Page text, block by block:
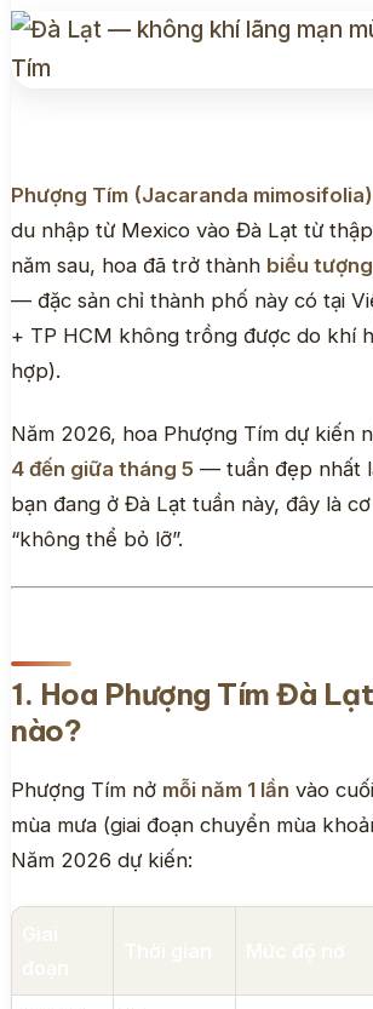
Phượng Tím (Jacaranda mimosifolia)
du nhập từ Mexico vào Đà Lạt từ
năm sau, hoa đã trở thành biểu
— đặc sản chỉ thành phố này có tại
+ TP HCM không trồng được do khí
hợp).
Năm 2026, hoa Phượng Tím dự kiến
4 đến giữa tháng 5 — tuần đẹp nhất
bạn đang ở Đà Lạt tuần này, đây là
“không thể bỏ lỡ”.
1. Hoa Phượng Tím Đà
nào?
Phượng Tím nở mỗi năm 1 lần vào
mùa mưa (giai đoạn chuyển mùa
Năm 2026 dự kiến: